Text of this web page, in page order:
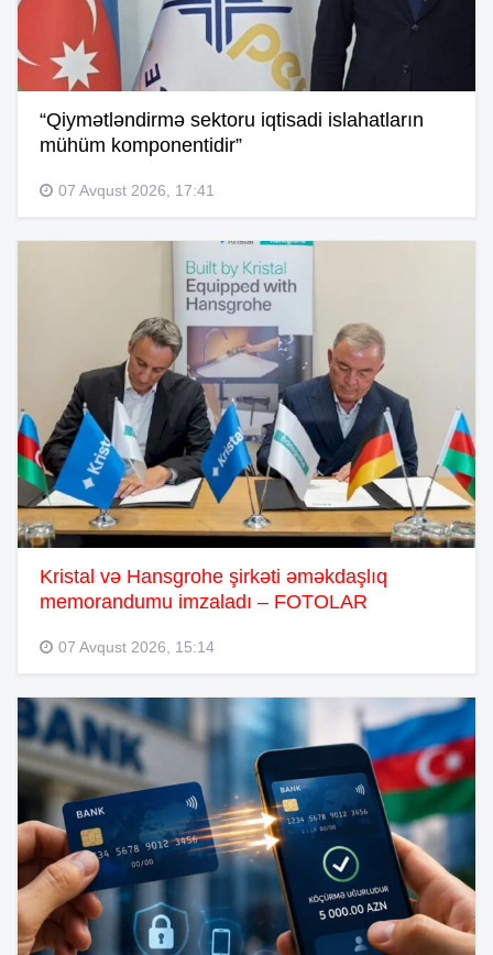
“Qiymətləndirmə sektoru iqtisadi islahatların
mühüm komponentidir”
07 Avqust 2026, 17:41
Kristal və Hansgrohe şirkəti əməkdaşlıq
memorandumu imzaladı – FOTOLAR
07 Avqust 2026, 15:14